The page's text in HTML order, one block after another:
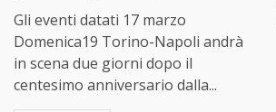
Gli eventi datati 17 marzo
Domenica19 Torino-Napoli andrà
in scena due giorni dopo il
centesimo anniversario dalla...